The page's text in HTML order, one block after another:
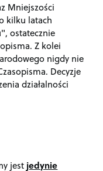
Mniejszości
kilku latach
ostatecznie
Z kolei
nigdy nie
Decyzje
działalności
jest jedynie